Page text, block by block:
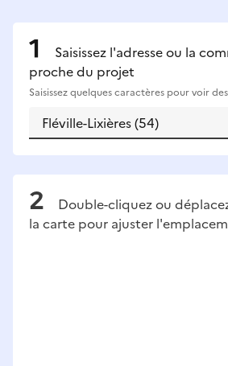
Saisissez l'adresse ou la
proche du projet
Saisissez quelques caractères pour voir
Double-cliquez ou
la carte pour ajuster